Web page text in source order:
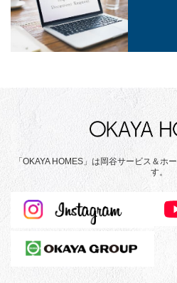
「OKAYA HOMES」は岡谷サービス＆ホ
す。